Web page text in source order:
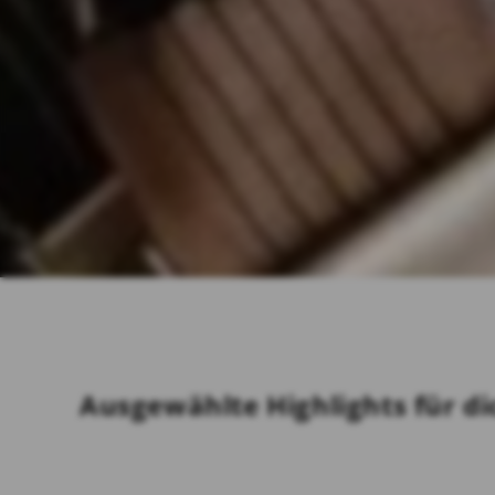
Ausgewählte Highlights für